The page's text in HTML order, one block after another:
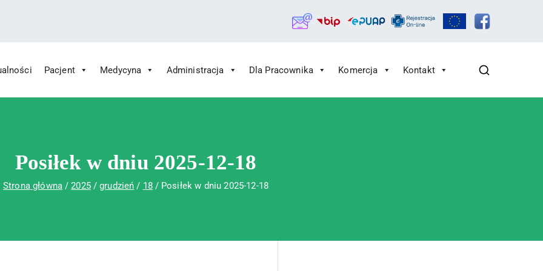
Św. Rafała w Czerwonej Górze
Rafała w Czerwonej Górze
Pacjent Medycyna Administracja Dla Pracownika Komercja Kontakt
Posiłek w dniu 2025-12-18
Strona główna 2025 grudzień 18 Posiłek w dniu 2025-12-18